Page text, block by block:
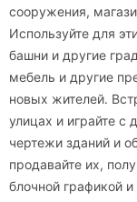
сооружения,
Используйте для
башни и другие
мебель и другие
новых жителей.
улицах и играйте
чертежи зданий и
продавайте их,
блочной графикой